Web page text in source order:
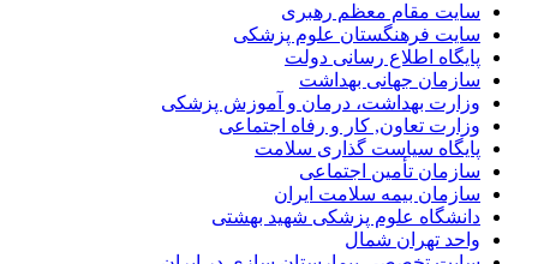
سایت مقام معظم رهبری
سایت فرهنگستان علوم پزشکی
پایگاه اطلاع رسانی دولت
سازمان جهانی بهداشت
وزارت بهداشت، درمان و آموزش پزشکی
وزارت تعاون, کار و رفاه اجتماعی
پایگاه سیاست گذاری سلامت
سازمان تأمین اجتماعی
سازمان بیمه سلامت ایران
دانشگاه علوم پزشکی شهید بهشتی
واحد تهران شمال